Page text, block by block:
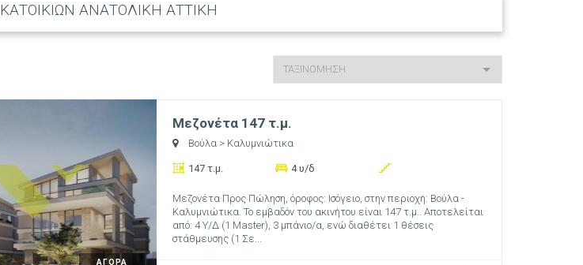
ΚΑΤΟΙΚΙΩΝ ΑΝΑΤΟΛΙΚΗ ΑΤΤΙΚΗ
ΑΓΟΡΑ
Μεζονέτα 147 τ.μ.
Βούλα > Καλυμνιώτικα
147 τ.μ. 4 υ/δ
Μεζονέτα Προς Πώληση, όροφος: Ισόγειο, στην περιοχή: Βούλα -
Καλυμνιώτικα. Το εμβαδόν του ακινήτου είναι 147 τ.μ.. Αποτελείται
από: 4 Υ/Δ (1 Master), 3 μπάνιο/α, ενώ διαθέτει 1 θέσεις
στάθμευσης (1 Σε...